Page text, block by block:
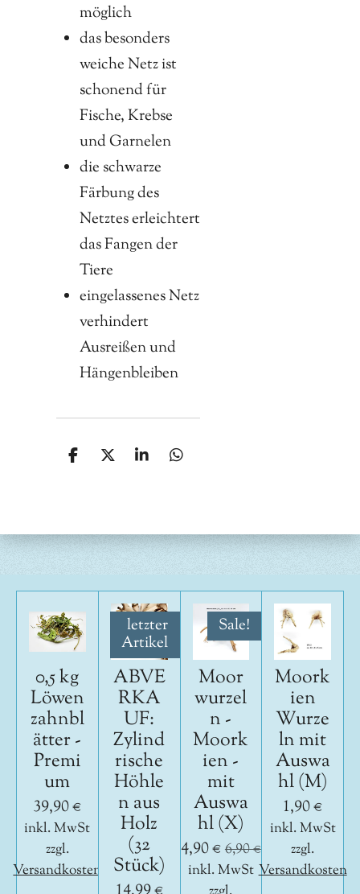
möglich
das besonders
weiche Netz ist
schonend für
Fische, Krebse
und Garnelen
die schwarze
Färbung des
Netztes erleichtert
das Fangen der
Tiere
eingelassenes Netz
verhindert
Ausreißen und
Hängenbleiben
T
n
T
n
T
n
T
n
0,5 kg
Löwen
zahnbl
ätter -
Premi
um
39,90 €
inkl. MwSt
zzgl.
Versandkosten
letzter
Artikel
ABVE
RKA
UF:
Zylind
rische
Höhle
n aus
Holz
(32
Stück)
Sale!
Moor
wurzel
n -
Moork
ien -
mit
Auswa
hl (X)
4,90 € 6,90 €
inkl. MwSt
Moork
ien
Wurze
ln mit
Auswa
hl (M)
1,90 €
inkl. MwSt
zzgl.
Versandkosten